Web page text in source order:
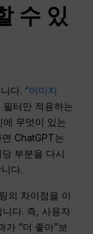
수 있
다. “이미지
터만 적용하는
에 무엇이 있는
ChatGPT는
부분을 다시
다.
의 차이점을 이
다. 즉, 사용자
가 “더 좋아”보